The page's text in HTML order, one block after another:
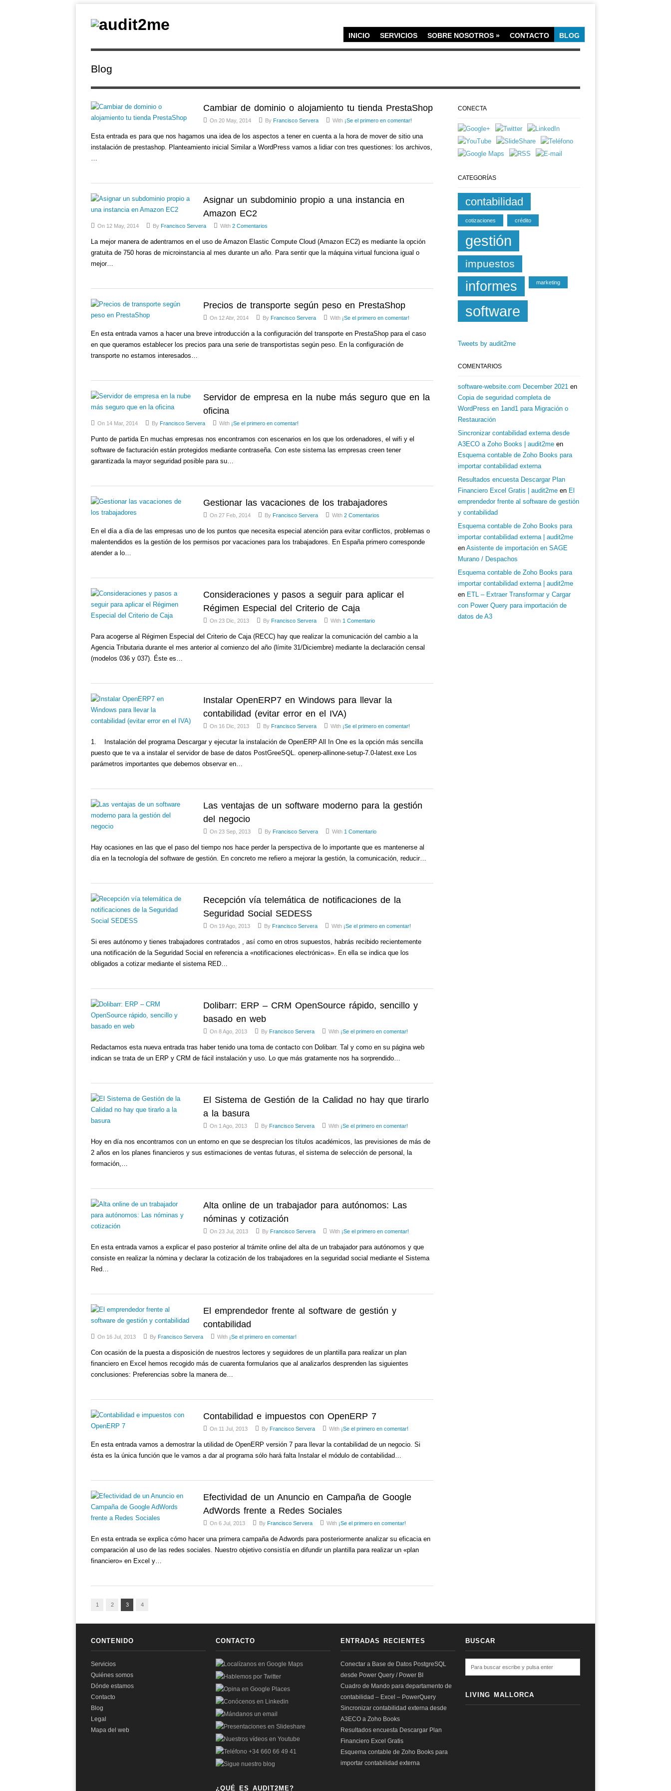
INICIO SERVICIOS SOBRE NOSOTROS » CONTACTO BLOG
Blog
Cambiar de dominio o alojamiento tu tienda PrestaShop
On 20 May, 2014 By Francisco Servera With ¡Se el primero en comentar!
Esta entrada es para que nos hagamos una idea de los aspectos a tener en cuenta a la hora de mover de sitio una
instalación de prestashop. Planteamiento inicial Similar a WordPress vamos a lidiar con tres questiones: los archivos,
…
Asignar un subdominio propio a una instancia en
Amazon EC2
On 12 May, 2014 By Francisco Servera With 2 Comentarios
La mejor manera de adentrarnos en el uso de Amazon Elastic Compute Cloud (Amazon EC2) es mediante la opción
gratuita de 750 horas de microinstancia al mes durante un año. Para sentir que la máquina virtual funciona igual o
mejor…
Precios de transporte según peso en PrestaShop
On 12 Abr, 2014 By Francisco Servera With ¡Se el primero en comentar!
En esta entrada vamos a hacer una breve introducción a la configuración del transporte en PrestaShop para el caso
en que queramos establecer los precios para una serie de transportistas según peso. En la configuración de
transporte no estamos interesados…
Servidor de empresa en la nube más seguro que en la
oficina
On 14 Mar, 2014 By Francisco Servera With ¡Se el primero en comentar!
Punto de partida En muchas empresas nos encontramos con escenarios en los que los ordenadores, el wifi y el
software de facturación están protegidos mediante contraseña. Con este sistema las empresas creen tener
garantizada la mayor seguridad posible para su…
Gestionar las vacaciones de los trabajadores
On 27 Feb, 2014 By Francisco Servera With 2 Comentarios
En el día a día de las empresas uno de los puntos que necesita especial atención para evitar conflictos, problemas o
malentendidos es la gestión de los permisos por vacaciones para los trabajadores. En España primero corresponde
atender a lo…
Consideraciones y pasos a seguir para aplicar el
Régimen Especial del Criterio de Caja
On 23 Dic, 2013 By Francisco Servera With 1 Comentario
Para acogerse al Régimen Especial del Criterio de Caja (RECC) hay que realizar la comunicación del cambio a la
Agencia Tributaria durante el mes anterior al comienzo del año (límite 31/Diciembre) mediante la declaración censal
(modelos 036 y 037). Éste es…
Instalar OpenERP7 en Windows para llevar la
contabilidad (evitar error en el IVA)
On 16 Dic, 2013 By Francisco Servera With ¡Se el primero en comentar!
1. Instalación del programa Descargar y ejecutar la instalación de OpenERP All In One es la opción más sencilla
puesto que te va a instalar el servidor de base de datos PostGreeSQL. openerp-allinone-setup-7.0-latest.exe Los
parámetros importantes que debemos observar en…
Las ventajas de un software moderno para la gestión
del negocio
On 23 Sep, 2013 By Francisco Servera With 1 Comentario
Hay ocasiones en las que el paso del tiempo nos hace perder la perspectiva de lo importante que es mantenerse al
día en la tecnología del software de gestión. En concreto me refiero a mejorar la gestión, la comunicación, reducir…
Recepción vía telemática de notificaciones de la
Seguridad Social SEDESS
On 19 Ago, 2013 By Francisco Servera With ¡Se el primero en comentar!
Si eres autónomo y tienes trabajadores contratados , así como en otros supuestos, habrás recibido recientemente
una notificación de la Seguridad Social en referencia a «notificaciones electrónicas». En ella se indica que los
obligados a cotizar mediante el sistema RED…
Dolibarr: ERP – CRM OpenSource rápido, sencillo y
basado en web
On 8 Ago, 2013 By Francisco Servera With ¡Se el primero en comentar!
Redactamos esta nueva entrada tras haber tenido una toma de contacto con Dolibarr. Tal y como en su página web
indican se trata de un ERP y CRM de fácil instalación y uso. Lo que más gratamente nos ha sorprendido…
El Sistema de Gestión de la Calidad no hay que tirarlo
a la basura
On 1 Ago, 2013 By Francisco Servera With ¡Se el primero en comentar!
Hoy en día nos encontramos con un entorno en que se desprecian los títulos académicos, las previsiones de más de
2 años en los planes financieros y sus estimaciones de ventas futuras, el sistema de selección de personal, la
formación,…
Alta online de un trabajador para autónomos: Las
nóminas y cotización
On 23 Jul, 2013 By Francisco Servera With ¡Se el primero en comentar!
En esta entrada vamos a explicar el paso posterior al trámite online del alta de un trabajador para autónomos y que
consiste en realizar la nómina y declarar la cotización de los trabajadores en la seguridad social mediante el Sistema
Red…
El emprendedor frente al software de gestión y
contabilidad
On 16 Jul, 2013 By Francisco Servera With ¡Se el primero en comentar!
Con ocasión de la puesta a disposición de nuestros lectores y seguidores de un plantilla para realizar un plan
financiero en Excel hemos recogido más de cuarenta formularios que al analizarlos desprenden las siguientes
conclusiones: Preferencias sobre la manera de…
Contabilidad e impuestos con OpenERP 7
On 11 Jul, 2013 By Francisco Servera With ¡Se el primero en comentar!
En esta entrada vamos a demostrar la utilidad de OpenERP versión 7 para llevar la contabilidad de un negocio. Si
ésta es la única función que le vamos a dar al programa sólo hará falta Instalar el módulo de contabilidad…
Efectividad de un Anuncio en Campaña de Google
AdWords frente a Redes Sociales
On 6 Jul, 2013 By Francisco Servera With ¡Se el primero en comentar!
En esta entrada se explica cómo hacer una primera campaña de Adwords para posteriormente analizar su eficacia en
comparación al uso de las redes sociales. Nuestro objetivo consistía en difundir un plantilla para realizar un «plan
financiero» en Excel y…
1 2 3 4
CONECTA
CATEGORÍAS
contabilidad
cotizaciones crédito
gestión
impuestos
informes marketing
software
Tweets by audit2me
COMENTARIOS
software-website.com December 2021 en
Copia de seguridad completa de
WordPress en 1and1 para Migración o
Restauración
Sincronizar contabilidad externa desde
A3ECO a Zoho Books | audit2me en
Esquema contable de Zoho Books para
importar contabilidad externa
Resultados encuesta Descargar Plan
Financiero Excel Gratis | audit2me en El
emprendedor frente al software de gestión
y contabilidad
Esquema contable de Zoho Books para
importar contabilidad externa | audit2me
en Asistente de importación en SAGE
Murano / Despachos
Esquema contable de Zoho Books para
importar contabilidad externa | audit2me
en ETL – Extraer Transformar y Cargar
con Power Query para importación de
datos de A3
CONTENIDO
Servicios
Quiénes somos
Dónde estamos
Contacto
Blog
Legal
Mapa del web
CONTACTO
¿QUÉ ES AUDIT2ME?
ENTRADAS RECIENTES
Conectar a Base de Datos PostgreSQL
desde Power Query / Power BI
Cuadro de Mando para departamento de
contabilidad – Excel – PowerQuery
Sincronizar contabilidad externa desde
A3ECO a Zoho Books
Resultados encuesta Descargar Plan
Financiero Excel Gratis
Esquema contable de Zoho Books para
importar contabilidad externa
BUSCAR
LIVING MALLORCA